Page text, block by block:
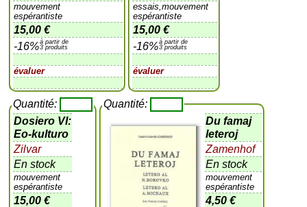
mouvement
espérantiste
15,00 €
-16%à partir de
3 produits
évaluer
essais,mouvement
espérantiste
15,00 €
-16%à partir de
3 produits
évaluer
Quantité:
Dosiero VI:
Eo-kulturo
Zilvar
En stock
mouvement
espérantiste
15,00 €
Quantité:
Du famaj
leteroj
Zamenhof
En stock
mouvement
espérantiste
4,50 €